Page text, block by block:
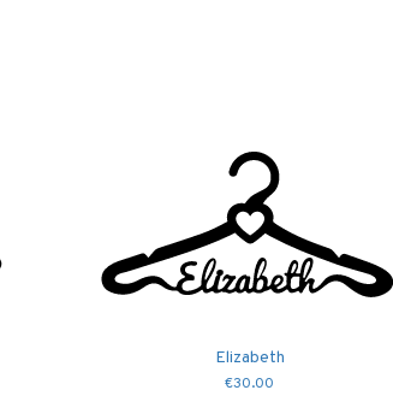
Elizabeth
€30.00